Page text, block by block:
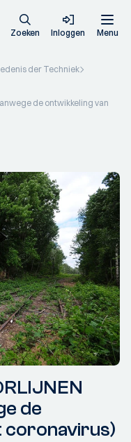
Zoeken Inloggen Menu
der Techniek
de ontwikkeling van
de
coronavirus)